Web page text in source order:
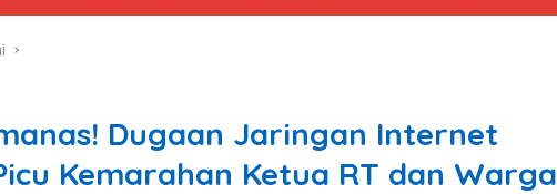
Dugaan Jaringan Internet
Kemarahan Ketua RT dan Warga